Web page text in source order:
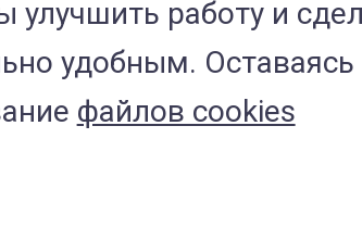
улучшить работу и
удобным. Оставаясь
файлов cookies